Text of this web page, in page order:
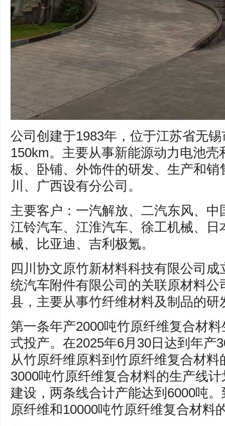
公司创建于1983年，位于江苏省无
150km。主要从事新能源动力电池
板、卧铺、外饰件的研发、生产和
川、广西设有分公司。
主要客户：一汽解放、二汽东风、
江铃汽车、江淮汽车、徐工机械、
械、比亚迪、吉利极氪。
四川协文原竹新材料科技有限公司
统汽车附件有限公司的关联原材料
县，主要从事竹纤维材料及制品的研
第一条年产2000吨竹原纤维复合材
式投产。在2025年6月30日达到年产
从竹原纤维原料到竹原纤维复合材
3000吨竹原纤维复合材料的生产线
建设，两条线合计产能达到6000吨
原纤维和10000吨竹原纤维复合材料